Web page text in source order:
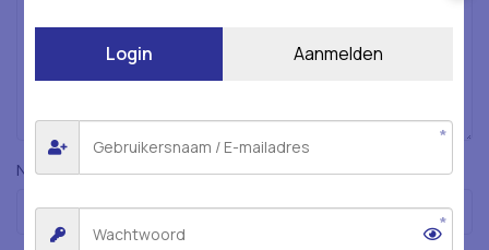
Naam*
Login Aanmelden